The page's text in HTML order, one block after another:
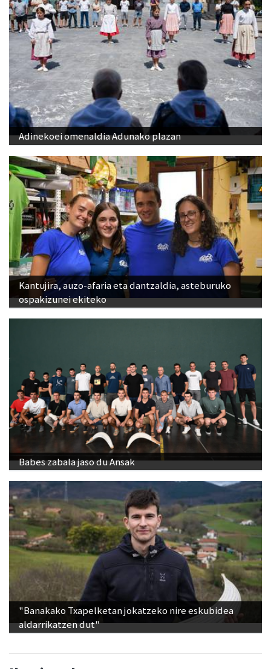
Adinekoei omenaldia Adunako plazan
Kantujira, auzo-afaria eta dantzaldia, asteburuko
ospakizunei ekiteko
Babes zabala jaso du Ansak
"Banakako Txapelketan jokatzeko nire eskubidea
aldarrikatzen dut"